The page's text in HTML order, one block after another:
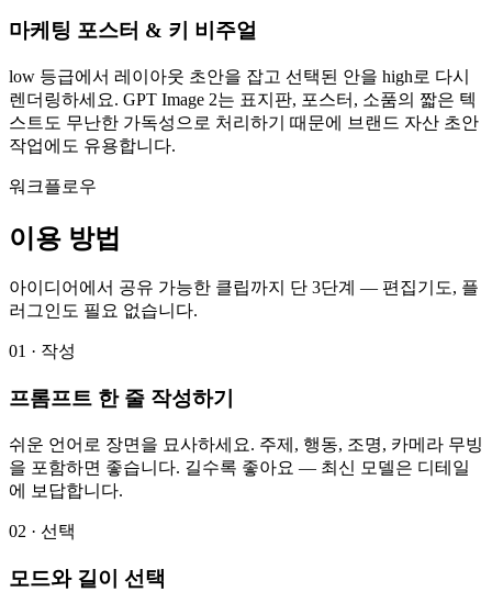
마케팅 포스터 & 키 비주얼
low 등급에서 레이아웃 초안을 잡고 선택된 안을 high로 다시
렌더링하세요. GPT Image 2는 표지판, 포스터, 소품의 짧은 텍
스트도 무난한 가독성으로 처리하기 때문에 브랜드 자산 초안
작업에도 유용합니다.
워크플로우
이용 방법
아이디어에서 공유 가능한 클립까지 단 3단계 — 편집기도, 플
러그인도 필요 없습니다.
01 · 작성
프롬프트 한 줄 작성하기
쉬운 언어로 장면을 묘사하세요. 주제, 행동, 조명, 카메라 무빙
을 포함하면 좋습니다. 길수록 좋아요 — 최신 모델은 디테일
에 보답합니다.
02 · 선택
모드와 길이 선택